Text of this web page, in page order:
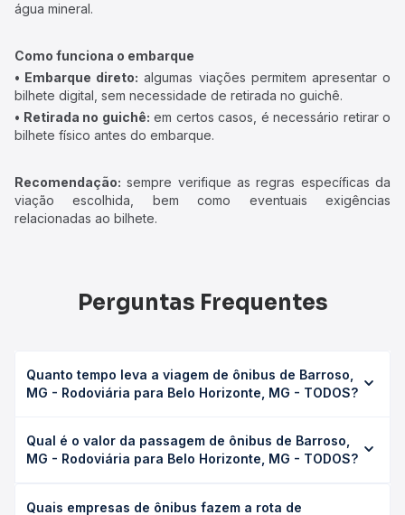
água mineral.
Como funciona o embarque
• Embarque direto: algumas viações permitem apresentar o
bilhete digital, sem necessidade de retirada no guichê.
• Retirada no guichê: em certos casos, é necessário retirar o
bilhete físico antes do embarque.
Recomendação: sempre verifique as regras específicas da
viação escolhida, bem como eventuais exigências
relacionadas ao bilhete.
Perguntas Frequentes
Quanto tempo leva a viagem de ônibus de Barroso,
MG - Rodoviária para Belo Horizonte, MG - TODOS?
Belo Horizonte, MG - TODOS leva em média 6h, podendo
variar conforme a viação, o tipo de serviço (convencional,
Qual é o valor da passagem de ônibus de Barroso,
MG - Rodoviária para Belo Horizonte, MG - TODOS?
Rodoviária para Belo Horizonte, MG - TODOS custa em
Quais empresas de ônibus fazem a rota de